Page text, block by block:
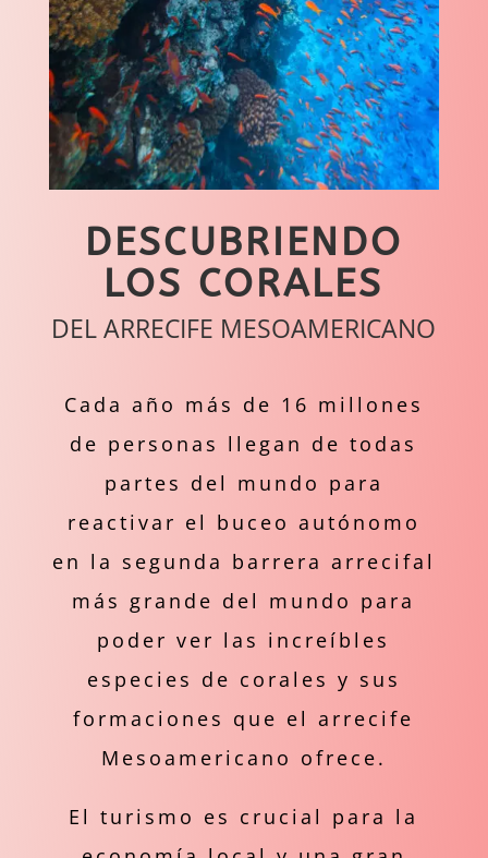
DESCUBRIENDO
LOS CORALES
DEL ARRECIFE MESOAMERICANO
Cada año más de 16 millones
de personas llegan de todas
partes del mundo para
reactivar el buceo autónomo
en la segunda barrera arrecifal
más grande del mundo para
poder ver las increíbles
especies de corales y sus
formaciones que el arrecife
Mesoamericano ofrece.
El turismo es crucial para la